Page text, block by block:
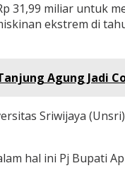
31,99 miliar untuk
ekstrem di
Agung Jadi
Sriwijaya
hal ini Pj Bupati